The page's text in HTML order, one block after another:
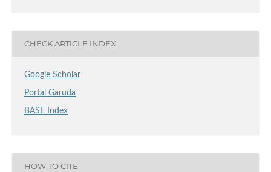
CHECK ARTICLE INDEX
Google Scholar
Portal Garuda
BASE Index
HOW TO CITE